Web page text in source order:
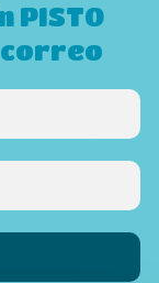
PISTO
correo